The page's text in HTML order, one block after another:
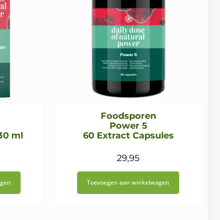
ml
Foodsporen
Power 5
60 Extract Capsules
29,95
Toevoegen aan winkelwagen